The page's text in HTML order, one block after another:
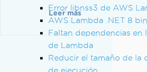
Error libnss3 de AWS
AWS Lambda .NET 8
Faltan dependencias en
de Lambda
Reducir el tamaño de la
de ejecución
Leer más